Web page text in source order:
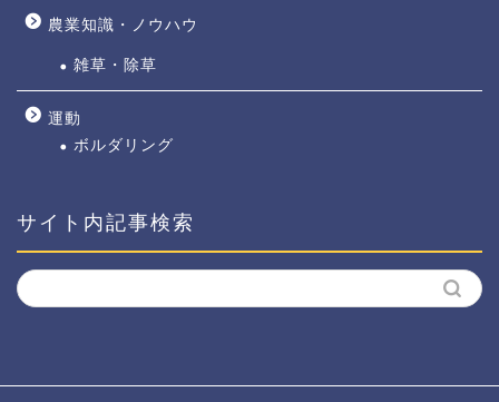
農業知識・ノウハウ
雑草・除草
運動
ボルダリング
サイト内記事検索